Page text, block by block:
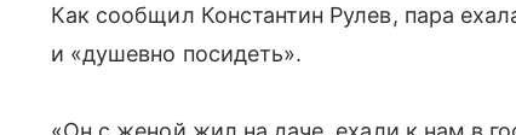
Как сообщил Константин Рулев, пара
и «душевно посидеть».